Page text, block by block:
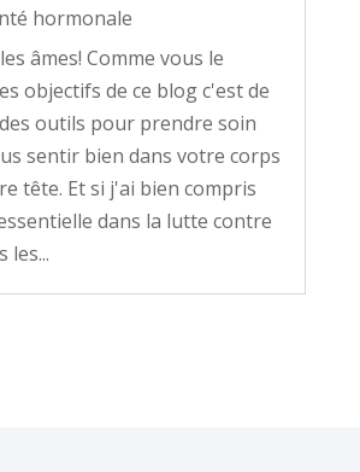
hormonale
âmes! Comme vous le
objectifs de ce blog c'est de
outils pour prendre soin
sentir bien dans votre corps
tête. Et si j'ai bien compris
dans la lutte contre
les...